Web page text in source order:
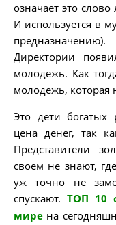
означает это
И используется в
Директории
молодежь. Как
молодежь, которая
Это дети богатых
цена денег, так
Представители
своем не знают,
уж точно не
спускают. ТОП 10
мире на